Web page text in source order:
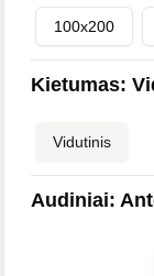
100x200
Kietumas:
Vidutinis
Audiniai: